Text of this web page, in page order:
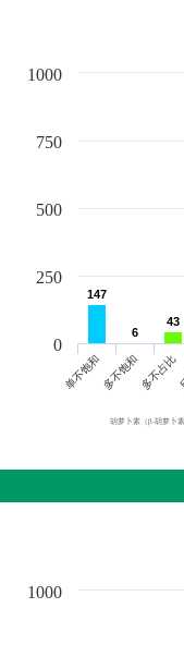
胡萝卜素（β-胡萝卜
147
147
6
6
43
43
单不饱和多不饱和多不占比
0
250
500
750
1000
1000